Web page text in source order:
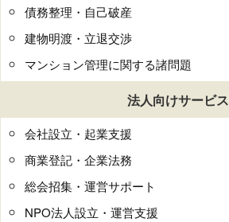
債務整理・自己破産
建物明渡・立退交渉
マンション管理に関する諸問題
法人向けサービス
会社設立・起業支援
商業登記・企業法務
総会招集・運営サポート
NPO法人設立・運営支援